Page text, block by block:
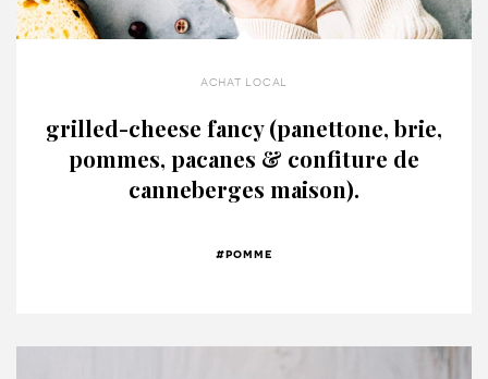
achat local
grilled-cheese fancy (panettone, brie,
pommes, pacanes & confiture de
canneberges maison).
#pomme